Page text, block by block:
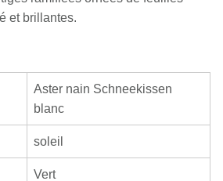
et brillantes.
Aster nain Schneekissen
blanc
soleil
Vert